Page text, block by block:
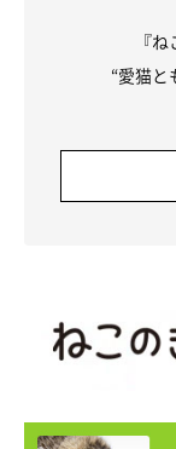
したそうです。さ
おしゃれ♡猫たち
たたみ式になって
『
“愛猫と